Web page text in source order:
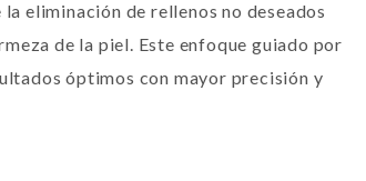
eliminación de rellenos no deseados
de la piel. Este enfoque guiado por
óptimos con mayor precisión y